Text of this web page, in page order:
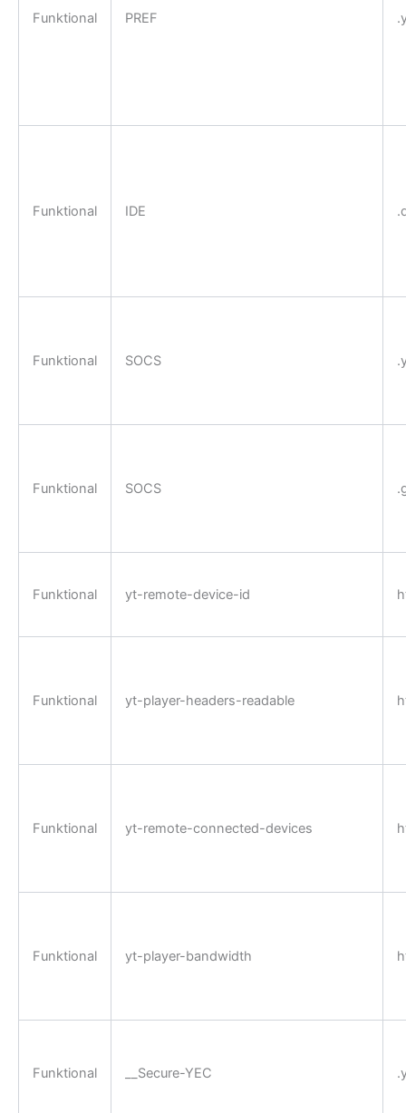
Funktional PREF
Funktional IDE
Funktional SOCS
Funktional SOCS
Funktional yt-remote-device-id
Funktional yt-player-headers-readable
Funktional yt-remote-connected-devices
Funktional yt-player-bandwidth
Funktional __Secure-YEC